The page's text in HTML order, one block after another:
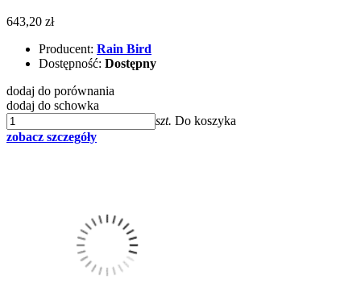
643,20 zł
Producent: Rain Bird
Dostępność: Dostępny
dodaj do porównania
dodaj do schowka
szt. Do koszyka
zobacz szczegóły